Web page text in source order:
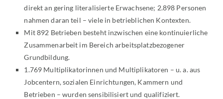
direkt an gering literalisierte Erwachsene; 2.898 Personen
nahmen daran teil – viele in betrieblichen Kontexten.
Mit 892 Betrieben besteht inzwischen eine kontinuierliche
Zusammenarbeit im Bereich arbeitsplatzbezogener
Grundbildung.
1.769 Multiplikatorinnen und Multiplikatoren – u. a. aus
Jobcentern, sozialen Einrichtungen, Kammern und
Betrieben – wurden sensibilisiert und qualifiziert.